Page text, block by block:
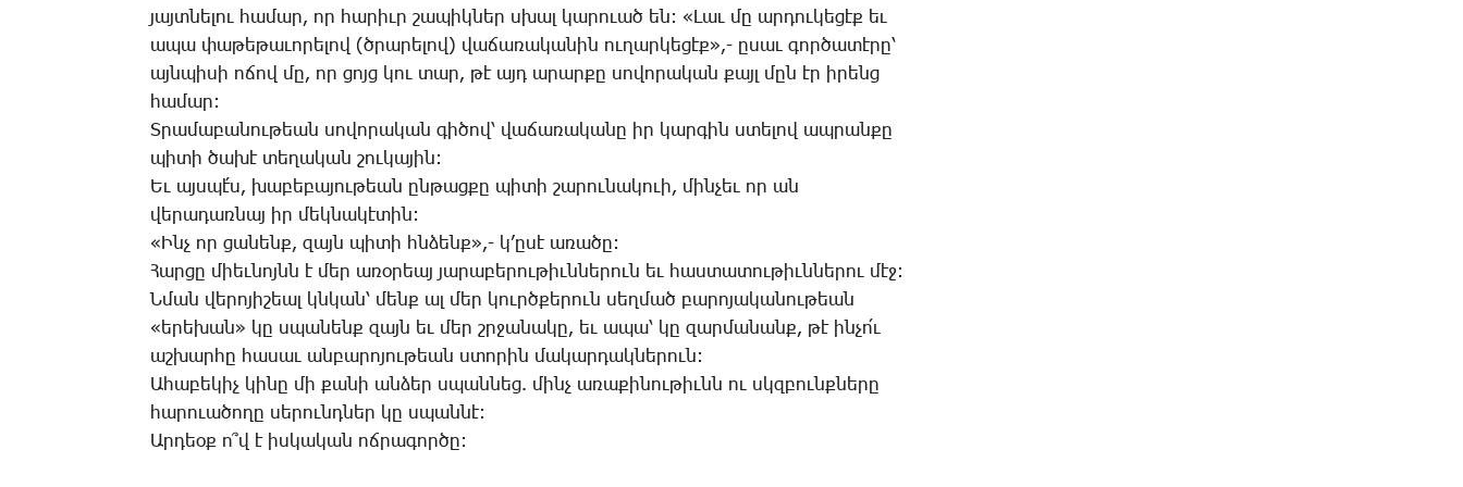
յայտ­նե­լու հա­մար, որ հա­րիւր շա­պիկ­ներ սխալ կա­րո­ւած են: «­Լաւ մը ար­դու­կե­ցէք եւ
ա­պա փա­թե­թա­ւո­րե­լով (ծրա­րե­լով) վա­ճա­ռա­կա­նին ու­ղար­կե­ցէք»,- ը­սաւ գոր­ծա­տէ­րը՝
այն­պի­սի ո­ճով մը, որ ցոյց կու տար, թէ այդ ա­րար­քը սո­վո­րա­կան քայլ մըն էր ի­րենց
հա­մար:
Տ­րա­մա­բա­նու­թեան սո­վո­րա­կան գի­ծով՝ վա­ճա­ռա­կա­նը իր կար­գին ստե­լով ապ­րան­քը
պի­տի ծա­խէ տե­ղա­կան շու­կա­յին:
Եւ այս­պէ՛ս, խա­բե­բա­յու­թեան ըն­թաց­քը պի­տի շա­րու­նա­կո­ւի, մին­չեւ որ ան
վե­րա­դառ­նայ իր մեկ­նա­կէ­տին:
«Ինչ որ ցա­նենք, զայն պի­տի հնձենք»,- կ’ը­սէ ա­ռա­ծը:
­Հար­ցը միեւ­նոյնն է մեր ա­ռօ­րեայ յա­րա­բե­րու­թիւն­նե­րուն եւ հաս­տա­տու­թիւն­նե­րու մէջ:
Ն­ման վե­րո­յի­շեալ կնկան՝ մենք ալ մեր կուրծ­քե­րուն սեղ­մած բա­րո­յա­կա­նու­թեան
«ե­րե­խան» կը սպա­նենք զայն եւ մեր շրջա­նա­կը, եւ ա­պա՝ կը զար­մա­նանք, թէ ին­չո՛ւ
աշ­խար­հը հա­սաւ ան­բա­րո­յու­թեան ստո­րին մա­կար­դակ­նե­րուն:
Ա­հա­բե­կիչ կի­նը մի քա­նի ան­ձեր սպան­նեց. մինչ ա­ռա­քի­նու­թիւնն ու սկզբունք­նե­րը
հա­րո­ւա­ծո­ղը սե­րունդ­ներ կը սպան­նէ:
Ար­դեօք ո՞վ է իս­կա­կան ոճ­րա­գոր­ծը: